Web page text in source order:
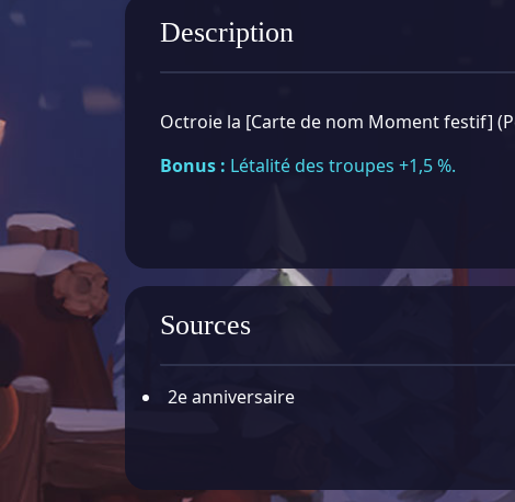
Description
Octroie la [Carte de nom Moment festif]
Bonus : Létalité des troupes +1,5 %.
Sources
2e anniversaire